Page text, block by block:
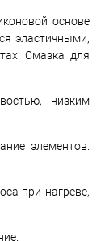
основе
эластичными,
Смазка для
низким
элементов.
при нагреве,